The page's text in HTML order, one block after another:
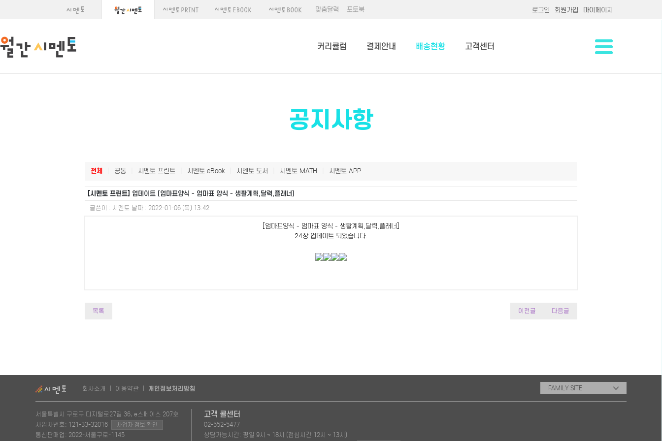
맞춤달력 포토북 로그인 회원가입 마이페이지
커리큘럼 결제안내 배송현황 고객센터
공지사항
전체 공통 시멘토 프린트 시멘토 eBook 시멘토 도서 시멘토 MATH 시멘토 APP
[시멘토 프린트] 업데이트 [엄마표양식 - 엄마표 양식 - 생활계획,달력,플래너]
글쓴이 : 시멘토 날짜 : 2022-01-06 (목) 13:42
[엄마표양식 - 엄마표 양식 - 생활계획,달력,플래너]
24장 업데이트 되었습니다.
목록 이전글 다음글
회사소개 이용약관 개인정보처리방침 FAMILY SITE
서울특별시 구로구 디지털로27길 36, e스페이스 207호
사업자번호: 121-33-32016
사업자 정보 확인
통신판매업: 2022-서울구로-1145
고객 콜센터
02-552-5477
상담가능시간: 평일 9시 ~ 18시 (점심시간 12시 ~ 13시)